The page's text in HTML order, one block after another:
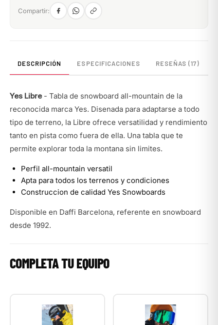
Compartir:
DESCRIPCIÓN ESPECIFICACIONES RESEÑAS (17)
Yes Libre- Tabla de snowboard all-mountain de la
reconocida marca Yes. Disenada para adaptarse a todo
tipo de terreno, la Libre ofrece versatilidad y rendimiento
tanto en pista como fuera de ella. Una tabla que te
permite explorar toda la montana sin limites.
Perfil all-mountain versatil
Apta para todos los terrenos y condiciones
Construccion de calidad Yes Snowboards
Disponible en Daffi Barcelona, referente en snowboard
desde 1992.
COMPLETA TU EQUIPO